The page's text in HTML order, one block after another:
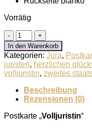
Vorrätig
Postkarte
"Volljuristin"
Menge
In den Warenkorb
Kategorien: Jura,
juristen, herzlichen
volljuristin, zweites
Beschreibung
Rezensionen (0)
Postkarte „Volljuristin“